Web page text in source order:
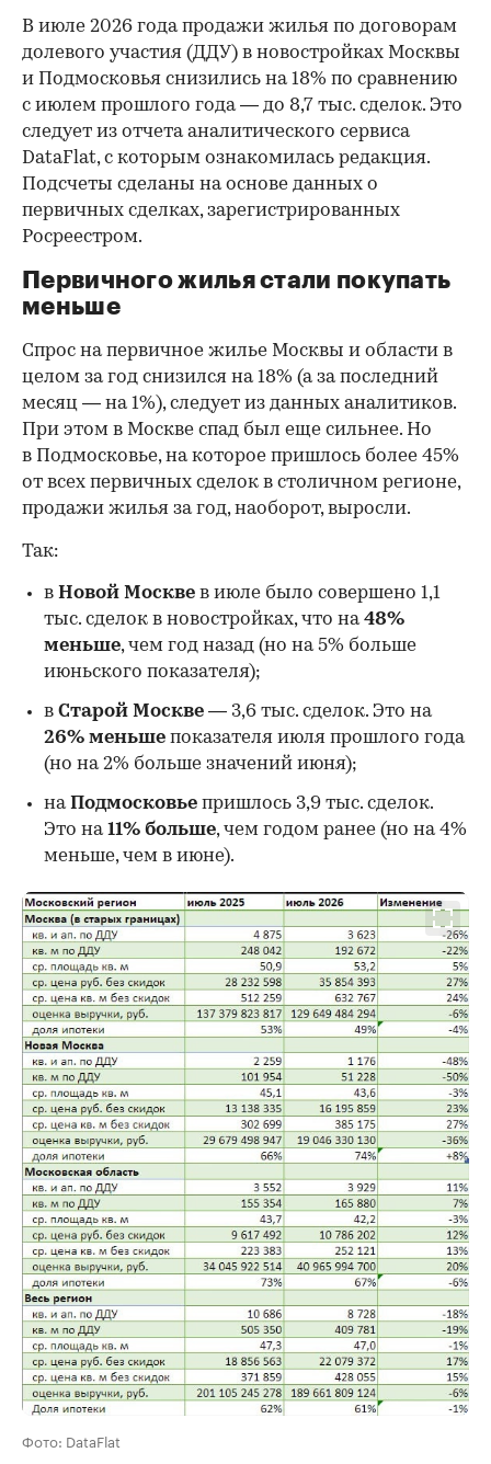
В июле 2026 года продажи жилья по договорам
долевого участия (ДДУ) в новостройках Москвы
и Подмосковья снизились на 18% по сравнению
с июлем прошлого года — до 8,7 тыс. сделок. Это
следует из отчета аналитического сервиса
DataFlat, с которым ознакомилась редакция.
Подсчеты сделаны на основе данных о
первичных сделках, зарегистрированных
Росреестром.
Первичного жилья стали покупать
меньше
Спрос на первичное жилье Москвы и области в
целом за год снизился на 18% (а за последний
месяц — на 1%), следует из данных аналитиков.
При этом в Москве спад был еще сильнее. Но
в Подмосковье, на которое пришлось более 45%
от всех первичных сделок в столичном регионе,
продажи жилья за год, наоборот, выросли.
00:00 / 00:00
Так:
в Новой Москве в июле было совершено 1,1
тыс. сделок в новостройках, что на48%
меньше, чем год назад (но на 5% больше
июньского показателя);
в Старой Москве — 3,6 тыс. сделок. Это на
26% меньше показателя июля прошлого года
(но на 2% больше значений июня);
наПодмосковье пришлось 3,9 тыс. сделок.
Это на11% больше, чем годом ранее (но на 4%
меньше, чем в июне).
Фото: DataFlat